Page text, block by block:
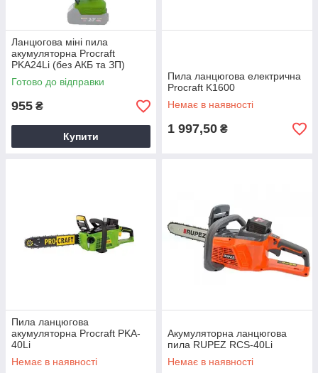
Ланцюгова міні пила
акумуляторна Procraft
PKA24Li (без АКБ та ЗП)
Готово до відправки
955 ₴
Купити
Пила ланцюгова електрична
Procraft K1600
Немає в наявності
1 997,50 ₴
Пила ланцюгова
акумуляторна Procraft PKA-
40Li
Немає в наявності
Акумуляторна ланцюгова
пила RUPEZ RCS-40Li
Немає в наявності